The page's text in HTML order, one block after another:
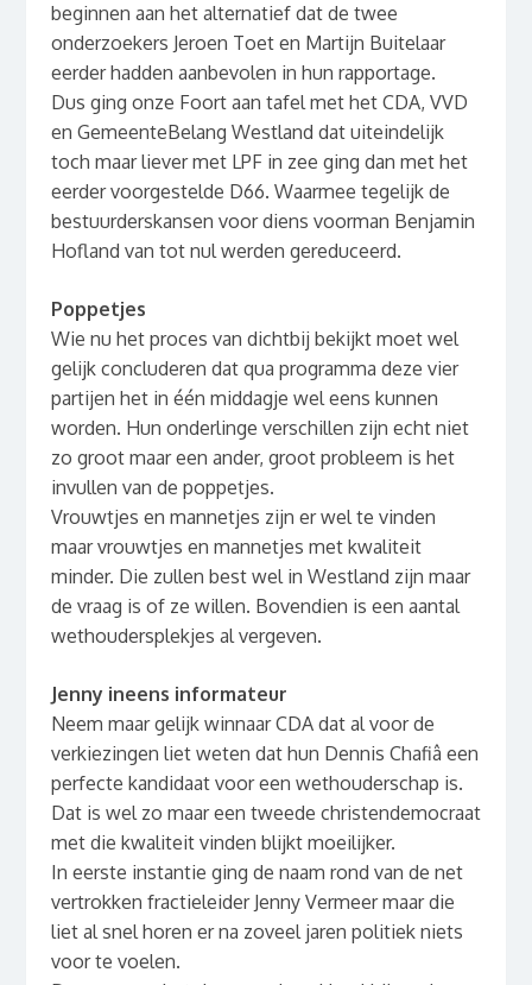
beginnen aan het alternatief dat de twee
onderzoekers Jeroen Toet en Martijn Buitelaar
eerder hadden aanbevolen in hun rapportage.
Dus ging onze Foort aan tafel met het CDA, VVD
en GemeenteBelang Westland dat uiteindelijk
toch maar liever met LPF in zee ging dan met het
eerder voorgestelde D66. Waarmee tegelijk de
bestuurderskansen voor diens voorman Benjamin
Hofland van tot nul werden gereduceerd.
Poppetjes
Wie nu het proces van dichtbij bekijkt moet wel
gelijk concluderen dat qua programma deze vier
partijen het in één middagje wel eens kunnen
worden. Hun onderlinge verschillen zijn echt niet
zo groot maar een ander, groot probleem is het
invullen van de poppetjes.
Vrouwtjes en mannetjes zijn er wel te vinden
maar vrouwtjes en mannetjes met kwaliteit
minder. Die zullen best wel in Westland zijn maar
de vraag is of ze willen. Bovendien is een aantal
wethoudersplekjes al vergeven.
Jenny ineens informateur
Neem maar gelijk winnaar CDA dat al voor de
verkiezingen liet weten dat hun Dennis Chafiâ een
perfecte kandidaat voor een wethouderschap is.
Dat is wel zo maar een tweede christendemocraat
met die kwaliteit vinden blijkt moeilijker.
In eerste instantie ging de naam rond van de net
vertrokken fractieleider Jenny Vermeer maar die
liet al snel horen er na zoveel jaren politiek niets
voor te voelen.